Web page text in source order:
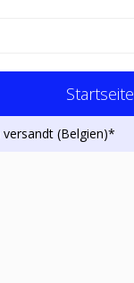
Startseite
(Belgien)*